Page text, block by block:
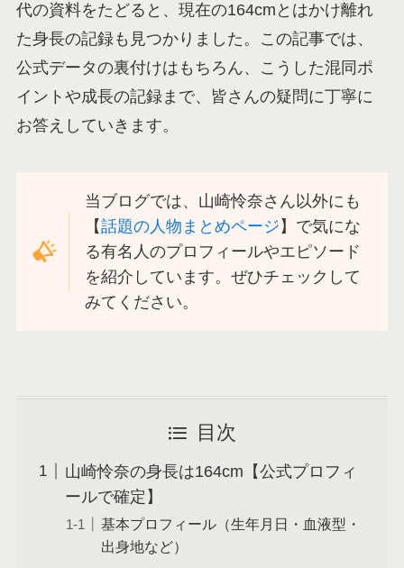
代の資料をたどると、現在の164cmとはかけ離れ
た身長の記録も見つかりました。この記事では、
公式データの裏付けはもちろん、こうした混同ポ
イントや成長の記録まで、皆さんの疑問に丁寧に
お答えしていきます。
当ブログでは、山崎怜奈さん以外にも
【話題の人物まとめページ 】で気にな
る有名人のプロフィールやエピソード
を紹介しています。ぜひチェックして
みてください。
目次
山崎怜奈の身長は164cm【公式プロフィ
ールで確定】
基本プロフィール（生年月日・血液型・
出身地など）